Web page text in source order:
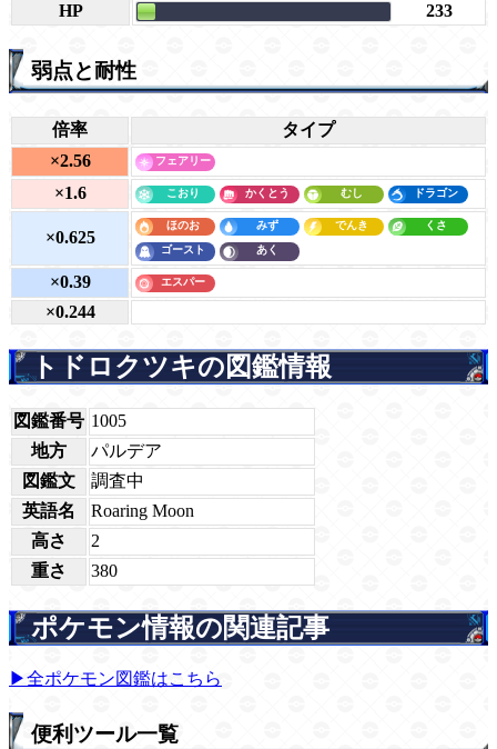
HP
233
弱点と耐性
倍率
タイプ
×2.56
×1.6
×0.625
×0.39
×0.244
トドロクツキの図鑑情報
図鑑番号 1005
地方
パルデア
図鑑文
調査中
英語名
Roaring Moon
高さ
2
重さ
380
ポケモン情報の関連記事
▶全ポケモン図鑑はこちら
便利ツール一覧